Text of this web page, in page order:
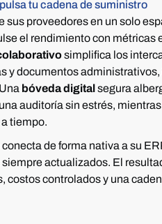
tu cadena de suministro
sus proveedores en un solo
el rendimiento con métricas
simplifica los
y documentos administrativos,
Una bóveda digitalsegura
auditoría sin estrés,
tiempo.
de forma nativa a su
actualizados. El
costos controlados y una